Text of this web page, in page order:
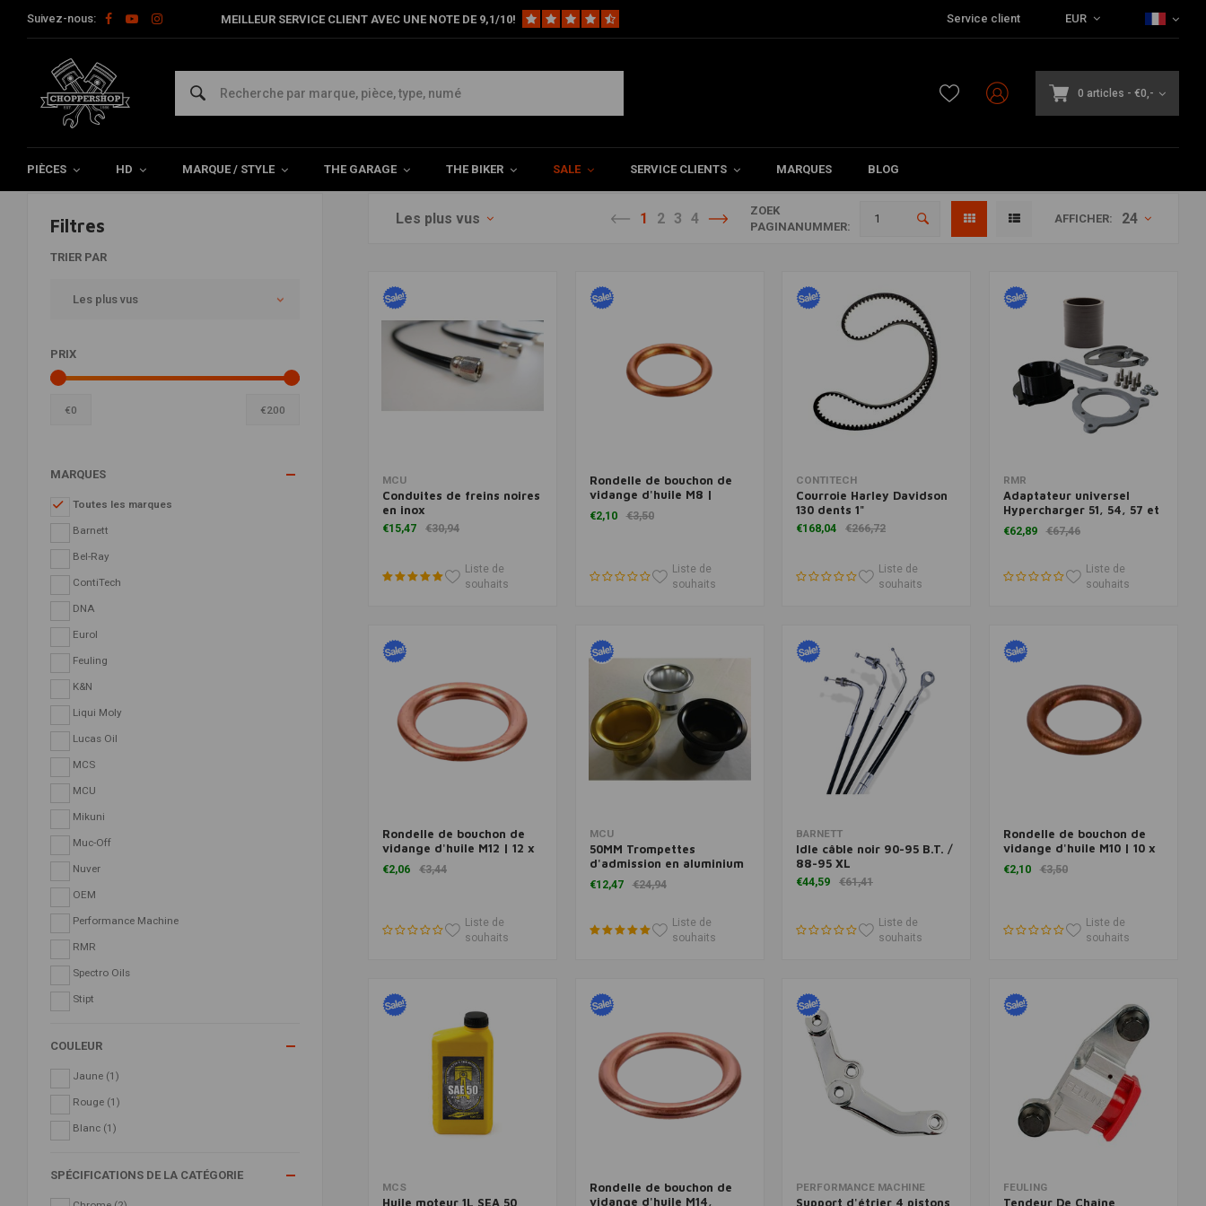
Suivez-nous: MEILLEUR SERVICE CLIENT AVEC UNE NOTE DE 9,1/10! Service client EUR
0 articles - €0,-
PIÈCES HD MARQUE / STYLE THE GARAGE THE BIKER SALE SERVICE CLIENTS MARQUES BLOG
Vente d'entretien moto
Home Vente d'entretien moto
Filtres
TRIER PAR
Les plus vus
PRIX
€0 €200
MARQUES
Toutes les marques
Barnett
Bel-Ray
ContiTech
DNA
Eurol
Feuling
K&N
Liqui Moly
Lucas Oil
MCS
MCU
Mikuni
Muc-Off
Nuver
OEM
Performance Machine
RMR
Spectro Oils
Stipt
COULEUR
Jaune (1)
Rouge (1)
Blanc (1)
SPÉCIFICATIONS DE LA CATÉGORIE
Les plus vus 1 2 3 4
ZOEK
PAGINANUMMER:
AFFICHER: 24
MCU
Conduites de freins noires
en inox
€15,47 €30,94
Liste de
souhaits
Ajouter au panier
Rondelle de bouchon de
vidange d'huile M8 |
8x12x1,5 mm
€2,10 €3,50
Liste de
souhaits
Ajouter au panier
CONTITECH
Courroie Harley Davidson
130 dents 1"
€168,04 €266,72
Liste de
souhaits
RMR
Adaptateur universel
Hypercharger 51, 54, 57 et
60 mm
€62,89 €67,46
Liste de
souhaits
Ajouter au panier
Rondelle de bouchon de
vidange d'huile M12 | 12 x
18 x 2,0 mm
€2,06 €3,44
Liste de
souhaits
MCU
50MM Trompettes
d'admission en aluminium
(couleur au choix)
€12,47 €24,94
Liste de
souhaits
Ajouter au panier
BARNETT
Idle câble noir 90-95 B.T. /
88-95 XL
€44,59 €61,41
Liste de
souhaits
Ajouter au panier
Rondelle de bouchon de
vidange d'huile M10 | 10 x
16 x 1,5 mm
€2,10 €3,50
Liste de
souhaits
MCS
Huile moteur 1L SEA 50
Ajouter au panier
Rondelle de bouchon de
vidange d'huile M14,
Ajouter au panier
PERFORMANCE MACHINE
Support d'étrier 4 pistons
Ajouter au panier
FEULING
Tendeur De Chaîne